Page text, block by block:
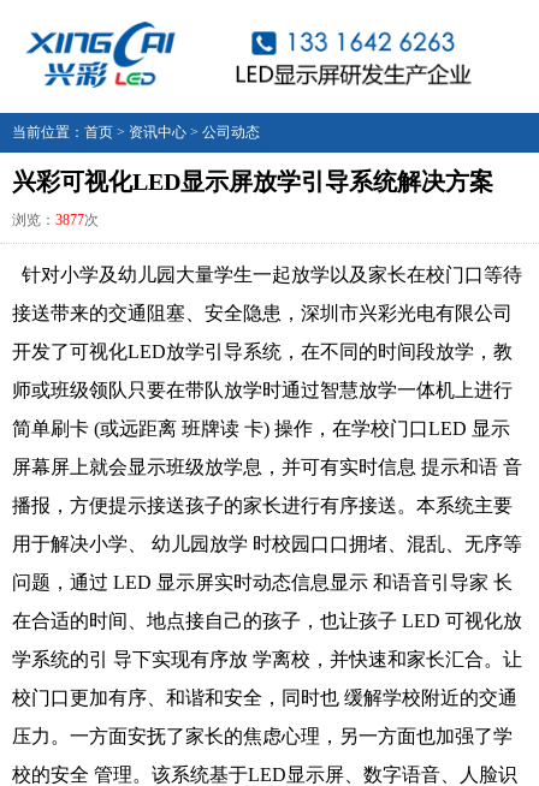
当前位置： 首页 > 资讯中心 > 公司动态
兴彩可视化LED显示屏放学引导系统解决方案
浏览： 3877次
针对小学及幼儿园大量学生一起放学以及家长在校门口等待
接送带来的交通阻塞、安全隐患，深圳市兴彩光电有限公司
开发了可视化LED放学引导系统，在不同的时间段放学，教
师或班级领队只要在带队放学时通过智慧放学一体机上进行
简单刷卡 (或远距离 班牌读 卡) 操作，在学校门口LED 显示
屏幕屏上就会显示班级放学息，并可有实时信息 提示和语 音
播报，方便提示接送孩子的家长进行有序接送。本系统主要
用于解决小学、 幼儿园放学 时校园口口拥堵、混乱、无序等
问题，通过 LED 显示屏实时动态信息显示 和语音引导家 长
在合适的时间、地点接自己的孩子，也让孩子 LED 可视化放
学系统的引 导下实现有序放 学离校，并快速和家长汇合。让
校门口更加有序、和谐和安全，同时也 缓解学校附近的交通
压力。一方面安抚了家长的焦虑心理，另一方面也加强了学
校的安全 管理。 该系统基于LED显示屏、数字语音、人脸识